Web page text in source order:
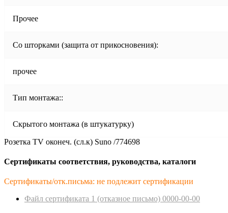
Прочее
Со шторками (защита от прикосновения):
прочее
Тип монтажа::
Скрытого монтажа (в штукатурку)
Розетка TV оконеч. (сл.к) Suno /774698
Сертификаты соответствия, руководства, каталоги
Сертификаты/отк.письма: не подлежит сертификации
Файл сертификата 1 (отказное пиcьмо) 0000-00-00